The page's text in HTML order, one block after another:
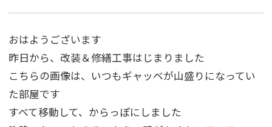
おはようございます
昨日から、改装＆修繕工事はじまりました
こちらの画像は、いつもギャッベが山盛りになってい
た部屋です
すべて移動して、からっぽにしました